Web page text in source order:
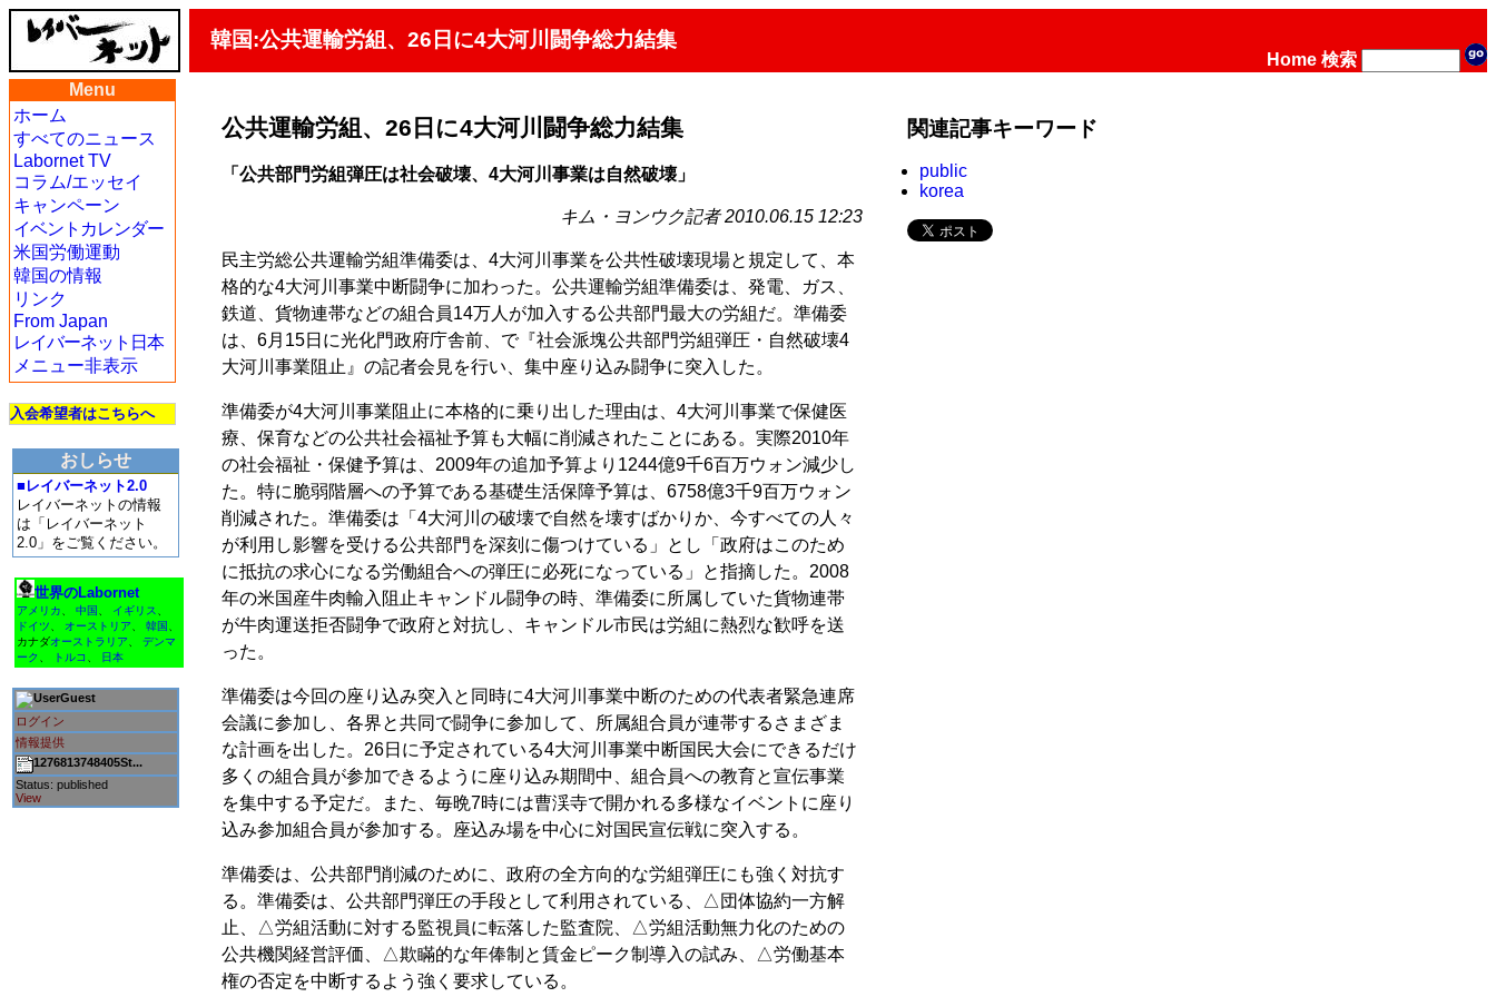
韓国:公共運輸労組、26日に4大河川闘争総力結集
Home 検索
Menu
ホーム
すべてのニュース
Labornet TV
コラム/エッセイ
キャンペーン
イベントカレンダー
米国労働運動
韓国の情報
リンク
From Japan
レイバーネット日本
メニュー非表示
入会希望者はこちらへ
おしらせ
■レイバーネット2.0
レイバーネットの情報
は「レイバーネット
2.0」をご覧ください。
世界のLabornet
アメリカ 中国 イギリス
ドイツ
オーストリア 韓国
カナダオーストラリア
デンマ
ーク
トルコ 日本
Guest
ログイン
情報提供
1276813748405St...
Status: published
View
公共運輸労組、26日に4大河川闘争総力結集
「公共部門労組弾圧は社会破壊、4大河川事業は自然破壊」
キム・ヨンウク記者 2010.06.15 12:23
民主労総公共運輸労組準備委は、4大河川事業を公共性破壊現場と規定して、本
格的な4大河川事業中断闘争に加わった。公共運輸労組準備委は、発電、ガス、
鉄道、貨物連帯などの組合員14万人が加入する公共部門最大の労組だ。準備委
は、6月15日に光化門政府庁舎前、で『社会派塊公共部門労組弾圧・自然破壊4
大河川事業阻止』の記者会見を行い、集中座り込み闘争に突入した。
準備委が4大河川事業阻止に本格的に乗り出した理由は、4大河川事業で保健医
療、保育などの公共社会福祉予算も大幅に削減されたことにある。実際2010年
の社会福祉・保健予算は、2009年の追加予算より1244億9千6百万ウォン減少し
た。特に脆弱階層への予算である基礎生活保障予算は、6758億3千9百万ウォン
削減された。準備委は「4大河川の破壊で自然を壊すばかりか、今すべての人々
が利用し影響を受ける公共部門を深刻に傷つけている」とし「政府はこのため
に抵抗の求心になる労働組合への弾圧に必死になっている」と指摘した。2008
年の米国産牛肉輸入阻止キャンドル闘争の時、準備委に所属していた貨物連帯
が牛肉運送拒否闘争で政府と対抗し、キャンドル市民は労組に熱烈な歓呼を送
った。
準備委は今回の座り込み突入と同時に4大河川事業中断のための代表者緊急連席
会議に参加し、各界と共同で闘争に参加して、所属組合員が連帯するさまざま
な計画を出した。26日に予定されている4大河川事業中断国民大会にできるだけ
多くの組合員が参加できるように座り込み期間中、組合員への教育と宣伝事業
を集中する予定だ。また、毎晩7時には曹渓寺で開かれる多様なイベントに座り
込み参加組合員が参加する。座込み場を中心に対国民宣伝戦に突入する。
準備委は、公共部門削減のために、政府の全方向的な労組弾圧にも強く対抗す
る。準備委は、公共部門弾圧の手段として利用されている、△団体協約一方解
止、△労組活動に対する監視員に転落した監査院、△労組活動無力化のための
公共機関経営評価、△欺瞞的な年俸制と賃金ピーク制導入の試み、△労働基本
権の否定を中断するよう強く要求している。
関連記事キーワード
public
korea